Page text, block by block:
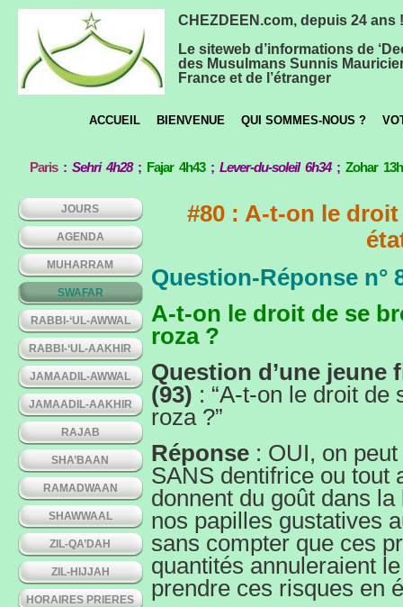
CHEZDEEN.com, depuis 24 ans !
Le siteweb d’informations de
des Musulmans Sunnis
France et de l’étranger
ACCUEIL BIENVENUE QUI SOMMES-NOUS ?
Paris:Sehri 4h28; Fajar 4h43;Lever-du-soleil 6h34;Zohar
JOURS
AGENDA
MUHARRAM
SWAFAR
RABBI-‘UL-AWWAL
RABBI-‘UL-AAKHIR
JAMAADIL-AWWAL
JAMAADIL-AAKHIR
RAJAB
SHA’BAAN
RAMADWAAN
SHAWWAAL
ZIL-QA’DAH
ZIL-HIJJAH
HORAIRES PRIERES
#80 : A-t-on le
Question-Réponse n°
A-t-on le droit de se
roza ?
Question d’une jeune
(93) : “A-t-on le droit de
roza ?”
Réponse : OUI, on
SANS dentifrice ou tout
donnent du goût dans la
nos papilles gustatives
sans compter que ces
quantités annuleraient
prendre ces risques en